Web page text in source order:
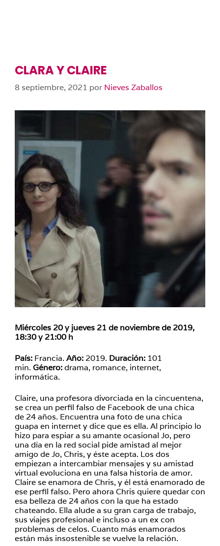
CLARA Y CLAIRE
8 septiembre, 2021 por Nieves Zaballos
Miércoles 20 y jueves 21 de noviembre de 2019,
18:30 y 21:00 h
País: Francia. Año: 2019. Duración: 101
min. Género:drama, romance, internet,
informática.
Claire, una profesora divorciada en la cincuentena,
se crea un perfil falso de Facebook de una chica
de 24 años. Encuentra una foto de una chica
guapa en internet y dice que es ella. Al principio lo
hizo para espiar a su amante ocasional Jo, pero
una día en la red social pide amistad al mejor
amigo de Jo, Chris, y éste acepta. Los dos
empiezan a intercambiar mensajes y su amistad
virtual evoluciona en una falsa historia de amor.
Claire se enamora de Chris, y él está enamorado de
ese perfil falso. Pero ahora Chris quiere quedar con
esa belleza de 24 años con la que ha estado
chateando. Ella alude a su gran carga de trabajo,
sus viajes profesional e incluso a un ex con
problemas de celos. Cuanto más enamorados
están más insostenible se vuelve la relación.